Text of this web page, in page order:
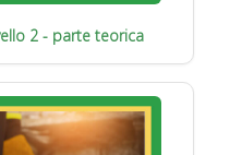
2 - parte teorica